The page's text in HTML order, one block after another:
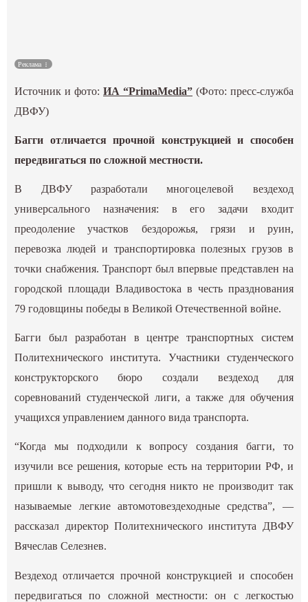
Спецпроекты
Реклама
Источник и фото: ИА “PrimaMedia” (Фото: пресс-служба
ДВФУ)
Багги отличается прочной конструкцией и способен
передвигаться по сложной местности.
В ДВФУ разработали многоцелевой вездеход
универсального назначения: в его задачи входит
преодоление участков бездорожья, грязи и руин,
перевозка людей и транспортировка полезных грузов в
точки снабжения. Транспорт был впервые представлен на
городской площади Владивостока в честь празднования
79 годовщины победы в Великой Отечественной войне.
Багги был разработан в центре транспортных систем
Политехнического института. Участники студенческого
конструкторского бюро создали вездеход для
соревнований студенческой лиги, а также для обучения
учащихся управлением данного вида транспорта.
“Когда мы подходили к вопросу создания багги, то
изучили все решения, которые есть на территории РФ, и
пришли к выводу, что сегодня никто не производит так
называемые легкие автомотовездеходные средства”, —
рассказал директор Политехнического института ДВФУ
Вячеслав Селезнев.
Вездеход отличается прочной конструкцией и способен
передвигаться по сложной местности: он с легкостью